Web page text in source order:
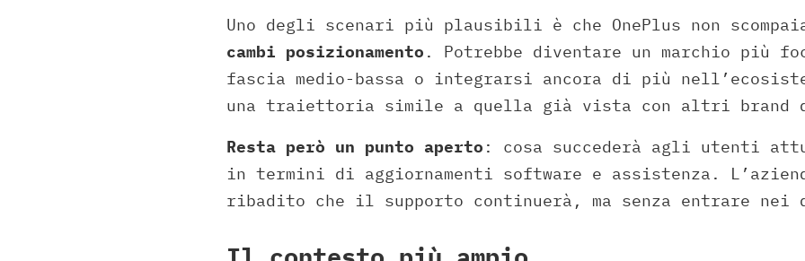
Uno degli scenari più plausibili è che OnePlus non
cambi posizionamento . Potrebbe diventare un marchio più
fascia medio-bassa o integrarsi ancora di più
una traiettoria simile a quella già vista con altri brand
Resta però un punto aperto : cosa succederà agli utenti
in termini di aggiornamenti software e assistenza.
ribadito che il supporto continuerà, ma senza entrare